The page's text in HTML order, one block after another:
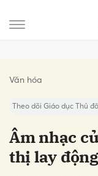
Văn hóa
Theo dõi Giáo dục Thủ
Âm nhạc
thị lay